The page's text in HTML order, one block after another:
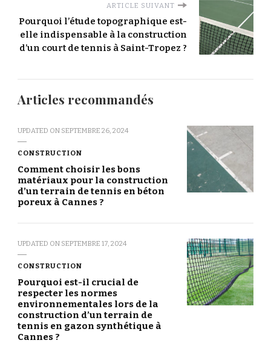
ARTICLE SUIVANT
Pourquoi l’étude topographique est-
elle indispensable à la construction
d’un court de tennis à Saint-Tropez ?
Articles recommandés
UPDATED ON SEPTEMBRE 26, 2024
CONSTRUCTION
Comment choisir les bons
matériaux pour la construction
d’un terrain de tennis en béton
poreux à Cannes ?
UPDATED ON SEPTEMBRE 17, 2024
CONSTRUCTION
Pourquoi est-il crucial de
respecter les normes
environnementales lors de la
construction d’un terrain de
tennis en gazon synthétique à
Cannes ?